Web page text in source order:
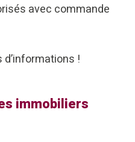
avec commande
!
immobiliers